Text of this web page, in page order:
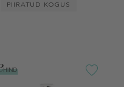
PIIRATUD KOGUS